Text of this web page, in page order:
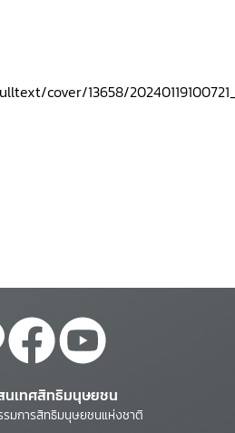
นเทศสิทธิมนุษยชน
มการสิทธิมนุษยชนแห่งชาติ